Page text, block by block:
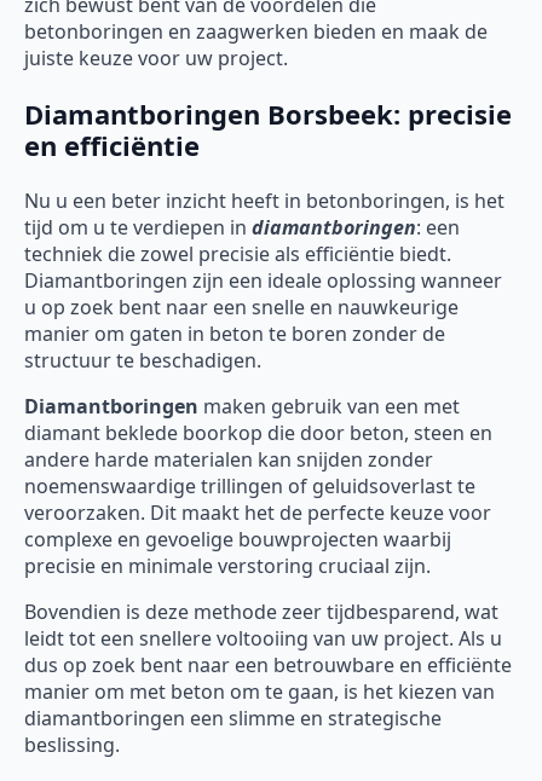
betonboringen en zaagwerken bieden en maak de
juiste keuze voor uw project.
Diamantboringen Borsbeek: precisie
en efficiëntie
Nu u een beter inzicht heeft in betonboringen, is het
tijd om u te verdiepen in diamantboringen: een
techniek die zowel precisie als efficiëntie biedt.
Diamantboringen zijn een ideale oplossing wanneer
u op zoek bent naar een snelle en nauwkeurige
manier om gaten in beton te boren zonder de
structuur te beschadigen.
Diamantboringen maken gebruik van een met
diamant beklede boorkop die door beton, steen en
andere harde materialen kan snijden zonder
noemenswaardige trillingen of geluidsoverlast te
veroorzaken. Dit maakt het de perfecte keuze voor
complexe en gevoelige bouwprojecten waarbij
precisie en minimale verstoring cruciaal zijn.
Bovendien is deze methode zeer tijdbesparend, wat
leidt tot een snellere voltooiing van uw project. Als u
dus op zoek bent naar een betrouwbare en efficiënte
manier om met beton om te gaan, is het kiezen van
diamantboringen een slimme en strategische
beslissing.